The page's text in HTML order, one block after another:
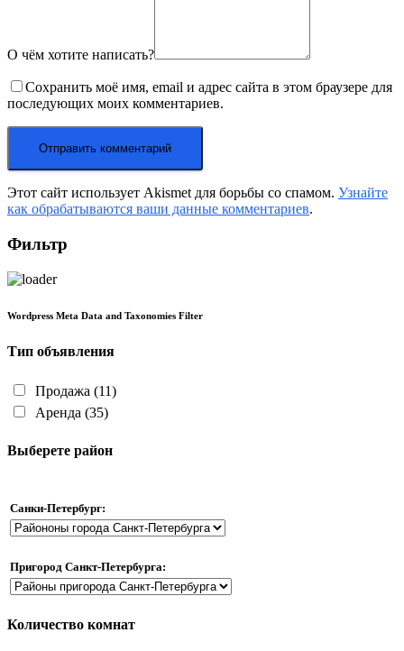
О чём хотите написать?
Сохранить моё имя, email и адрес сайта в этом браузере для
последующих моих комментариев.
Этот сайт использует Akismet для борьбы со спамом. Узнайте
как обрабатываются ваши данные комментариев.
Фильтр
Wordpress Meta Data and Taxonomies Filter
Тип объявления
Продажа (11)
Аренда (35)
Выберете район
Санки-Петербург:
Пригород Санкт-Петербурга:
Количество комнат